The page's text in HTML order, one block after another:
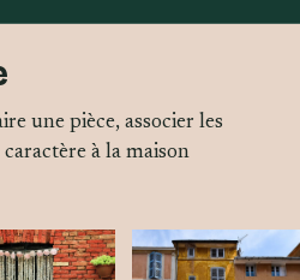
une pièce, associer les
à la maison